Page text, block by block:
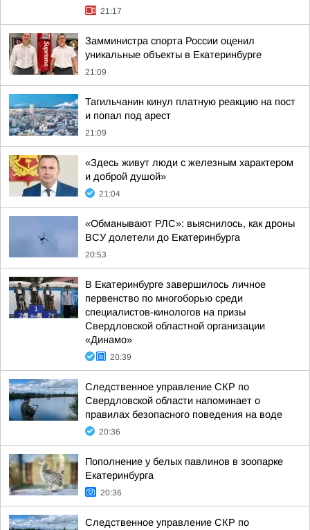
21:17
Замминистра спорта России оценил
уникальные объекты в Екатеринбурге
21:09
Тагильчанин кинул платную реакцию на пост
и попал под арест
21:09
«Здесь живут люди с железным характером
и доброй душой»
21:04
«Обманывают РЛС»: выяснилось, как дроны
ВСУ долетели до Екатеринбурга
20:53
В Екатеринбурге завершилось личное
первенство по многоборью среди
специалистов-кинологов на призы
Свердловской областной организации
«Динамо»
20:39
Следственное управление СКР по
Свердловской области напоминает о
правилах безопасного поведения на воде
20:36
Пополнение у белых павлинов в зоопарке
Екатеринбурга
20:36
Следственное управление СКР по